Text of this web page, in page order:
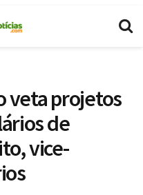
veta projetos
de
vice-